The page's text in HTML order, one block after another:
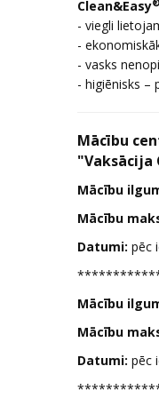
Clean&Easy
- viegli
-
- vasks
- higiēnisks –
Mācību
"Vaksācija
Mācību
Mācību
Datumi: pēc
Mācību
Mācību
Datumi: pēc